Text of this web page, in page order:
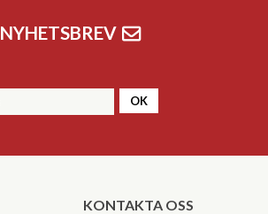
NYHETSBREV
OK
KONTAKTA OSS